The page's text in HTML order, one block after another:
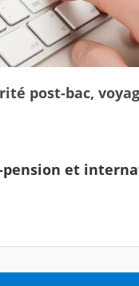
post-bac,
et